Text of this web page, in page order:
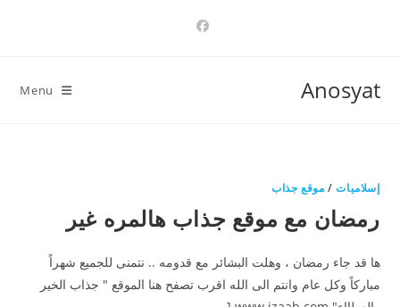
Anosyat
Menu
إسلاميات/ موقع جذاب
رمضان مع موقع جذاب هالمره غير
ها قد جاء رمضان ، وهلت البشائر مع قدومه .. نتمنى للجميع شهراً
مباركاً وكل عام وانتم الى الله اقرب تصفح هنا الموقع " جذاب الخير